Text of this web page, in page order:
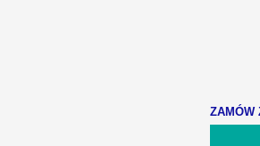
ZAMÓW